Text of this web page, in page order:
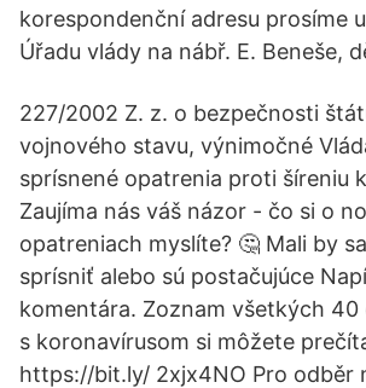
korespondenční adresu prosíme
Úřadu vlády na nábř. E. Beneše,
227/2002 Z. z. o bezpečnosti
vojnového stavu, výnimočné
sprísnené opatrenia proti šíreniu
Zaujíma nás váš názor - čo si o
opatreniach myslíte? 🤔 Mali by
sprísniť alebo sú postačujúce
komentára. Zoznam všetkých 40
s koronavírusom si môžete
https://bit.ly/ 2xjx4NO Pro odběr